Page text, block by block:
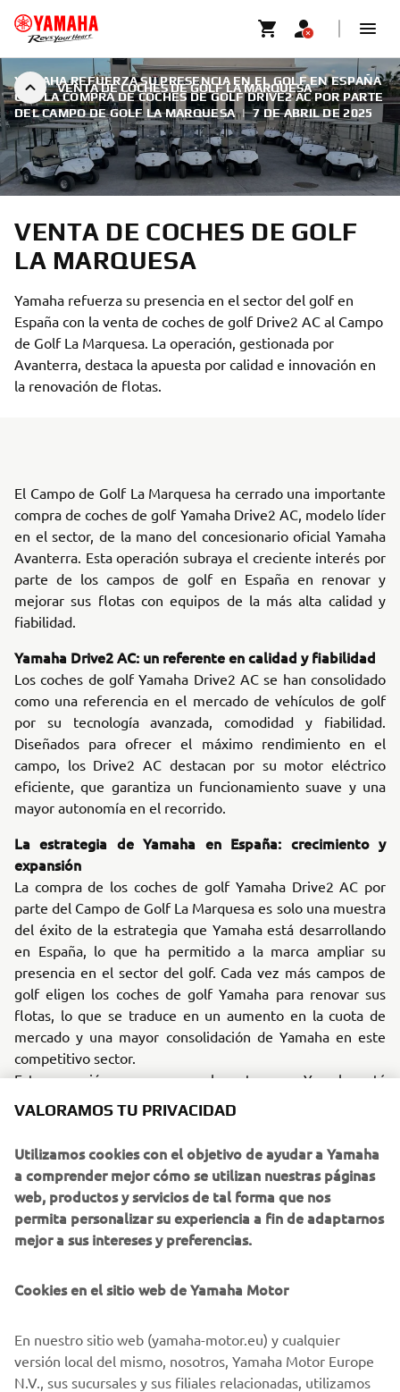
VENTA DE COCHES DE GOLF LA MARQUESA
YAMAHA REFUERZA SU PRESENCIA EN EL GOLF EN ESPAÑA
CON LA COMPRA DE COCHES DE GOLF DRIVE2 AC POR PARTE
DEL CAMPO DE GOLF LA MARQUESA | 7 DE ABRIL DE 2025
VENTA DE COCHES DE GOLF
LA MARQUESA
Yamaha refuerza su presencia en el sector del golf en
España con la venta de coches de golf Drive2 AC al Campo
de Golf La Marquesa. La operación, gestionada por
Avanterra, destaca la apuesta por calidad e innovación en
la renovación de flotas.
El Campo de Golf La Marquesa ha cerrado una importante
compra de coches de golf Yamaha Drive2 AC, modelo líder
en el sector, de la mano del concesionario oficial Yamaha
Avanterra. Esta operación subraya el creciente interés por
parte de los campos de golf en España en renovar y
mejorar sus flotas con equipos de la más alta calidad y
fiabilidad.
Yamaha Drive2 AC: un referente en calidad y fiabilidad
Los coches de golf Yamaha Drive2 AC se han consolidado
como una referencia en el mercado de vehículos de golf
por su tecnología avanzada, comodidad y fiabilidad.
Diseñados para ofrecer el máximo rendimiento en el
campo, los Drive2 AC destacan por su motor eléctrico
eficiente, que garantiza un funcionamiento suave y una
mayor autonomía en el recorrido.
La estrategia de Yamaha en España: crecimiento y
expansión
La compra de los coches de golf Yamaha Drive2 AC por
parte del Campo de Golf La Marquesa es solo una muestra
del éxito de la estrategia que Yamaha está desarrollando
en España, lo que ha permitido a la marca ampliar su
presencia en el sector del golf. Cada vez más campos de
golf eligen los coches de golf Yamaha para renovar sus
flotas, lo que se traduce en un aumento en la cuota de
mercado y una mayor consolidación de Yamaha en este
competitivo sector.
Esta operación se suma a muchas otras que Yamaha está
llevando a cabo en todo el país, lo que refuerza su
constante y el compromiso con la excelencia han sido
claves para consolidar a Yamaha como una opción
preferente.
Avanterra: el socio ideal para el éxito
La operación fue cerrada por Avanterra, concesionario
confiable y eficiente en la entrega de productos de alta
experiencia y conocimiento del sector han sido
fundamentales para la exitosa implementación de esta
operación.
VALORAMOS TU PRIVACIDAD
Utilizamos cookies con el objetivo de ayudar a Yamaha
a comprender mejor cómo se utilizan nuestras páginas
web, productos y servicios de tal forma que nos
permita personalizar su experiencia a fin de adaptarnos
mejor a sus intereses y preferencias.
Cookies en el sitio web de Yamaha Motor
En nuestro sitio web (yamaha-motor.eu) y cualquier
versión local del mismo, nosotros, Yamaha Motor Europe
N.V., sus sucursales y sus filiales relacionadas, utilizamos